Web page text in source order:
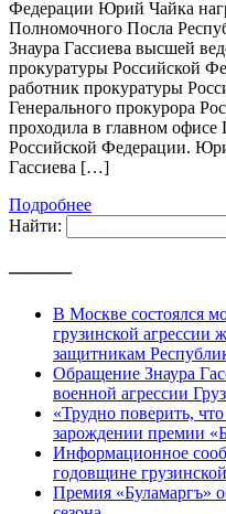
Федерации Юрий Чайка
Полномочного Посла
Знаура Гассиева высшей
прокуратуры Российской
работник прокуратуры
Генерального прокурора
проходила в главном офисе
Российской Федерации.
Гассиева […]
Подробнее
Найти:
———
В Москве состоялся
грузинской
защитникам
Обращение Знаура
военной агрессии
«Трудно поверить,
зарождении премии
Информационное
годовщине
Премия «Буламаргъ»